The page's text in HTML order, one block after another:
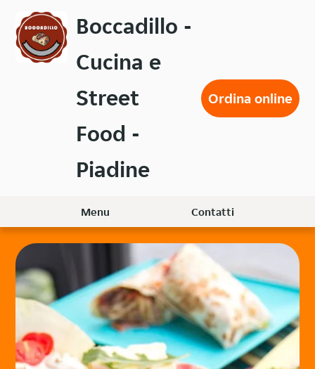
contenuto
principale
Boccadillo -
Cucina e
Street
Food -
Piadine
Ordina online
Menu Contatti